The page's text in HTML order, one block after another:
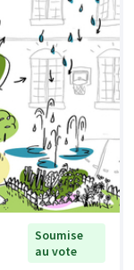
Soumise
au vote